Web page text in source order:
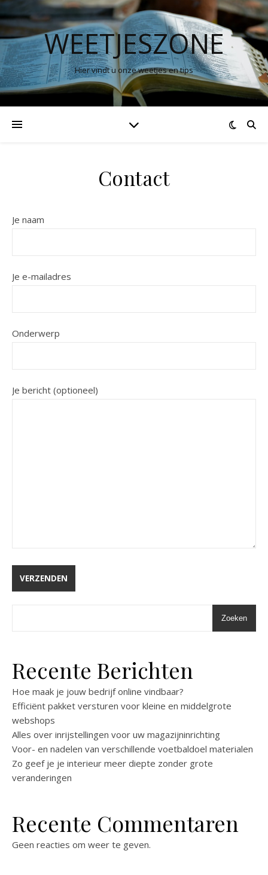
WEETJESZONE
Hier vindt u onze weetjes en tips
Contact
Je naam
Je e-mailadres
Onderwerp
Je bericht (optioneel)
Zoeken
Recente Berichten
Hoe maak je jouw bedrijf online vindbaar?
Efficiënt pakket versturen voor kleine en middelgrote
webshops
Alles over inrijstellingen voor uw magazijninrichting
Voor- en nadelen van verschillende voetbaldoel materialen
Zo geef je je interieur meer diepte zonder grote
veranderingen
Recente Commentaren
Geen reacties om weer te geven.